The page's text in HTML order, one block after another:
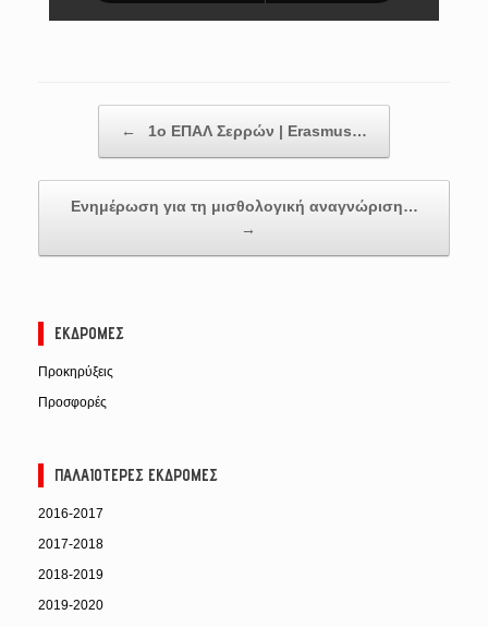
←
1ο ΕΠΑΛ Σερρών | Erasmus…
Ενημέρωση για τη μισθολογική αναγνώριση…
→
ΕΚΔΡΟΜΈΣ
Προκηρύξεις
Προσφορές
ΠΑΛΑΙΌΤΕΡΕΣ ΕΚΔΡΟΜΈΣ
2016-2017
2017-2018
2018-2019
2019-2020